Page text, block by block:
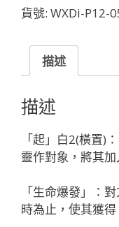
中
ゆ
ゆ
か//
デ
ィ
ソ
ナ
「白
色
精
貨號: WXDi-P12-
描述
描述
「起」白2(橫置)
靈作對象，將其加
「生命爆發」：
時為止，使其獲